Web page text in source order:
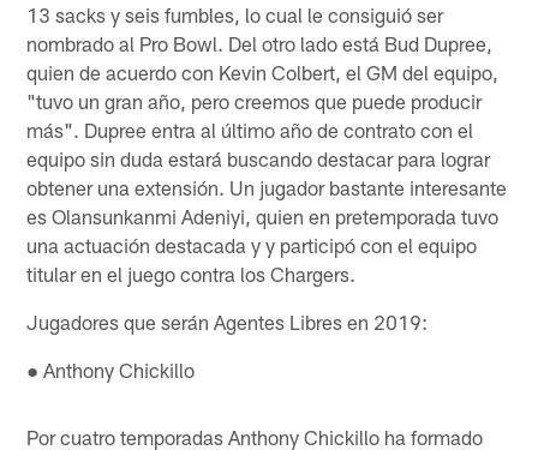
13 sacks y seis fumbles, lo cual le consiguió ser
nombrado al Pro Bowl. Del otro lado está Bud Dupree,
quien de acuerdo con Kevin Colbert, el GM del equipo,
"tuvo un gran año, pero creemos que puede producir
más". Dupree entra al último año de contrato con el
equipo sin duda estará buscando destacar para lograr
obtener una extensión. Un jugador bastante interesante
es Olansunkanmi Adeniyi, quien en pretemporada tuvo
una actuación destacada y y participó con el equipo
titular en el juego contra los Chargers.
Jugadores que serán Agentes Libres en 2019:
● Anthony Chickillo
Por cuatro temporadas Anthony Chickillo ha formado